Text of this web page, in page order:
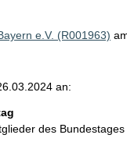
e.V. (R001963)
an:
des Bundestages